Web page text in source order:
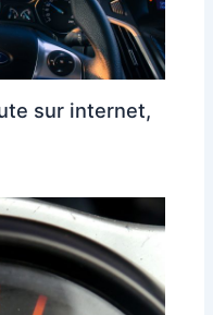
sur internet,